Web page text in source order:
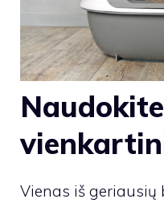
Naudokite
Vienas iš